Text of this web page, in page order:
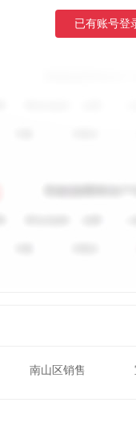
已有账号登
南山区销售